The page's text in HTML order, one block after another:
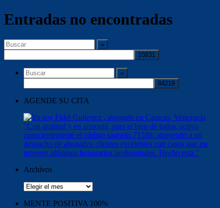
Entradas no encontradas
AGENDE SU CITA
Archivos
Archivos
MENTE POSITIVA 100%